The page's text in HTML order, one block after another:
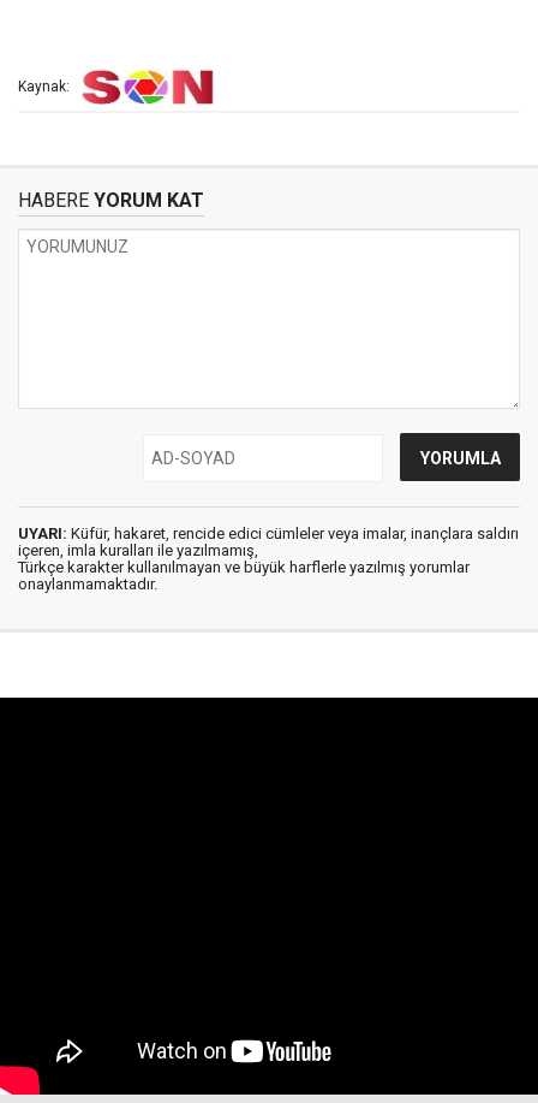
Kaynak:
HABERE YORUM KAT
UYARI: Küfür, hakaret, rencide edici cümleler veya imalar, inançlara saldırı
içeren, imla kuralları ile yazılmamış,
Türkçe karakter kullanılmayan ve büyük harflerle yazılmış yorumlar
onaylanmamaktadır.